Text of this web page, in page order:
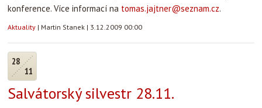
konference. Více informací na tomas.jajtner@seznam.cz.
Aktuality | Martin Stanek | 3.12.2009 00:00
28
11
Salvátorský silvestr 28.11.